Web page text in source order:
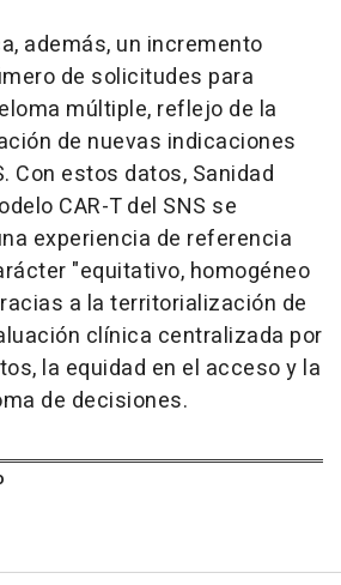
además, un incremento
de solicitudes para
múltiple, reflejo de la
de nuevas indicaciones
Con estos datos, Sanidad
CAR-T del SNS se
experiencia de referencia
"equitativo, homogéneo
a la territorialización de
clínica centralizada por
la equidad en el acceso y la
de decisiones.